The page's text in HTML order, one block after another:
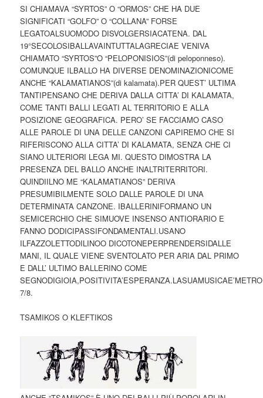
SI CHIAMAVA “SYRTOS” O “ORMOS” CHE HA DUE
SIGNIFICATI “GOLFO” O “COLLANA” FORSE
LEGATOALSUOMODO DISVOLGERSIACATENA. DAL
19°SECOLOSIBALLAVAINTUTTALAGRECIAE VENIVA
CHIAMATO “SYRTOS”O “PELOPONISIOS”(di peloponneso).
COMUNQUE ILBALLO HA DIVERSE DENOMINAZIONICOME
ANCHE “KALAMATIANOS”(di kalamata).PER QUEST’ ULTIMA
TANTIPENSANO CHE DERIVA DALLA CITTA’ DI KALAMATA,
COME TANTI BALLI LEGATI AL TERRITORIO E ALLA
POSIZIONE GEOGRAFICA. PERO’ SE FACCIAMO CASO
ALLE PAROLE DI UNA DELLE CANZONI CAPIREMO CHE SI
RIFERISCONO ALLA CITTA’ DI KALAMATA, SENZA CHE CI
SIANO ULTERIORI LEGA MI. QUESTO DIMOSTRA LA
PRESENZA DEL BALLO ANCHE INALTRITERRITORI.
QUINDIILNO ME “KALAMATIANOS” DERIVA
PRESUMIBILMENTE SOLO DALLE PAROLE DI UNA
DETERMINATA CANZONE. IBALLERINIFORMANO UN
SEMICERCHIO CHE SIMUOVE INSENSO ANTIORARIO E
FANNO DODICIPASSIFONDAMENTALI.USANO
ILFAZZOLETTODILINOO DICOTONEPERPRENDERSIDALLE
MANI, IL QUALE VIENE SVENTOLATO PER ARIA DAL PRIMO
E DALL’ ULTIMO BALLERINO COME
7/8.
TSAMIKOS O KLEFTIKOS